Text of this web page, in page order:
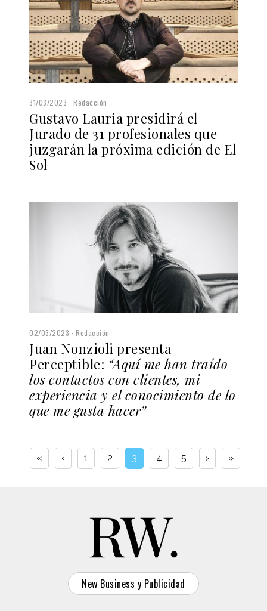
31/03/2023 Redacción
Gustavo Lauria presidirá el
Jurado de 31 profesionales que
juzgarán la próxima edición de El
Sol
02/03/2023 Redacción
Juan Nonzioli presenta
Perceptible: “Aquí me han traído
los contactos con clientes, mi
experiencia y el conocimiento de lo
que me gusta hacer”
« ‹ 1 2 3 4 5 › »
New Business y Publicidad